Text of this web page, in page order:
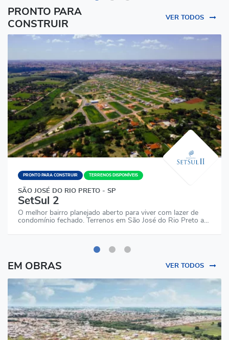
PRONTO PARA
CONSTRUIR
VER TODOS
PRONTO PARA CONSTRUIR TERRENOS DISPONÍVEIS
SÃO JOSÉ DO RIO PRETO - SP
SetSul 2
O melhor bairro planejado aberto para viver com lazer de
condomínio fechado. Terrenos em São José do Rio Preto a…
EM OBRAS VER TODOS